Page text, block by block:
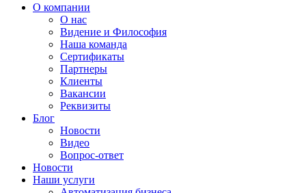
О компании
О нас
Видение и Философия
Наша команда
Сертификаты
Партнеры
Клиенты
Вакансии
Реквизиты
Блог
Новости
Видео
Вопрос-ответ
Новости
Наши услуги